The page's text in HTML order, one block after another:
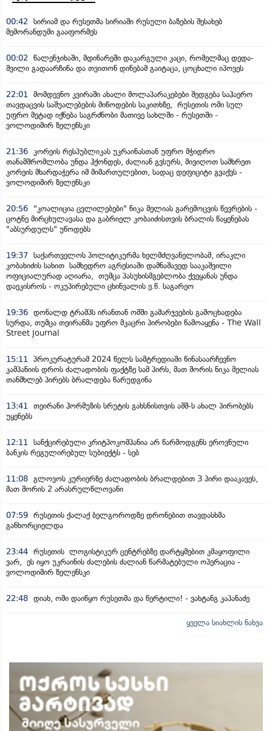
00:42
სირიამ და რუსეთმა სირიაში რუსული ბაზების შესახებ
მემორანდუმი გააფორმეს
00:02
წალენჯიხაში, მდინარეში დაკარგული კაცი, რომელმაც დედა-
შვილი გადაარჩინა და თვითონ დინებამ გაიტაცა, ცოცხალი იპოვეს
22:01
მომდევნო კვირაში ახალი მოლაპარაკებები შედგება საჰაერო
თავდაცვის საშუალებების მიწოდების საკითხზე, რუსეთის ომი სულ
უფრო მეტად იქნება საგრძნობი მათივე სახლში - რუსეთში -
ვოლოდიმირ ზელენსკი
21:36
კორეის რესპუბლიკას უკრაინასთან უფრო მჭიდრო
თანამშრომლობა უნდა ჰქონდეს, ძალიან გვსურს, მივიღოთ სამხრეთ
კორეის მხარდაჭერა იმ მიმართულებით, სადაც დეფიციტი გვაქვს -
ვოლოდიმირ ზელენსკი
20:56
"კოალიცია ცვლილებები" ნიკა მელიას გარემოცვის წევრების -
ცოტნე მირცხულავასა და გაბრიელ კობაიძისთვის ბრალის წაყენებას
"აბსურდულს" უწოდებს
19:37 საქართველოს პოლიტიკურმა ხელმძღვანელობამ, ირაკლი
კობახიძის სახით სამხედრო აგრესიაში დამნაშავედ სააკაშვილი
ოფიციალურად აღიარა, თუმცა პასუხისმგებლობა ქვეყანას უნდა
დაეკისროს - ოკუპირებული ცხინვალის ე.წ. საგარეო
19:36 დონალდ ტრამპს ირანთან ომში გამარჯვების გამოცხადება
სურდა, თუმცა თეირანმა უფრო მკაცრი პირობები წამოაყენა - The Wall
Street Journal
15:11
პროკურატურამ 2024 წელს სამტრედიაში წინასაარჩევნო
კამპანიის დროს ძალადობის ფაქტზე სამ პირს, მათ შორის ნიკა მელიას
თანმხლებ პირებს ბრალდება წარუდგინა
13:41
თეირანი ჰორმუზის სრუტის გახსნისთვის აშშ-ს ახალ პირობებს
უყენებს
12:11
სანქცირებული კრიტპოკომპანია არ წარმოდგენს ეროვნული
ბანკის რეგულირებულ სუბიექტს - სებ
11:08 გლოვოს კურიერზე ძალადობის ბრალდებით 3 პირი დააკავეს,
მათ შორის 2 არასრულწლოვანი
07:59 რუსეთის ქალაქ ბელგოროდზე დრონებით თავდასხმა
განხორციელდა
23:44 რუსეთის ლოგისტიკურ ცენტრებზე დარტყმებით კმაყოფილი
ვარ, ეს იყო უკრაინის ძალების ძალიან წარმატებული ოპერაცია -
ვოლოდიმირ ზელენსკი
22:48 დიახ, ომი დაიწყო რუსეთმა და წერტილი! - ვახტანგ კაპანაძე
ყველა სიახლის ნახვა